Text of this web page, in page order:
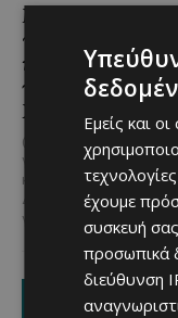
Μια βραδιά
παράδοση,
κέφι στον
τη γιορτή του
Χρυσοσώτηρος
@menoumekypro Μια
γεμάτη παράδοση,
και αυθεντικές γεύσεις
Δελίκηπο!
Το
γλέντι,...
Εμείς και
έχουμε
συσκευή
προσωπικά
διεύθυνση